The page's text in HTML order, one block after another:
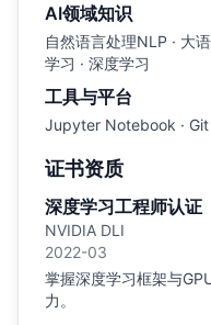
AI领域知识
自然语言处理NLP · 大
学习 · 深度学习
工具与平台
Jupyter Notebook · Git
证书资质
深度学习工程师认证
NVIDIA DLI
2022-03
掌握深度学习框架与
力。